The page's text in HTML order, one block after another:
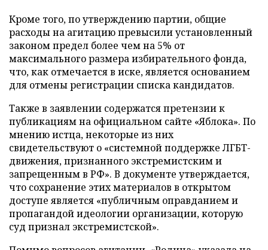
Кроме того, по утверждению партии, общие
расходы на агитацию превысили установленный
законом предел более чем на 5% от
максимального размера избирательного фонда,
что, как отмечается в иске, является основанием
для отмены регистрации списка кандидатов.
Также в заявлении содержатся претензии к
публикациям на официальном сайте «Яблока». По
мнению истца, некоторые из них
свидетельствуют о «системной поддержке ЛГБТ-
движения, признанного экстремистским и
запрещенным в РФ». В документе утверждается,
что сохранение этих материалов в открытом
доступе является «публичным оправданием и
пропагандой идеологии организации, которую
суд признал экстремистской».